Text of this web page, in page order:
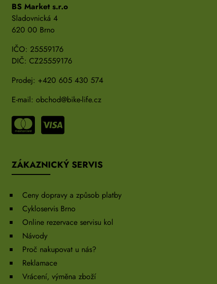
BS Market s.r.o
Sladovnická 4
620 00 Brno
IČO: 25559176
DIČ: CZ25559176
Prodej: +420 605 430 574
E-mail: obchod@bike-life.cz
ZÁKAZNICKÝ SERVIS
Ceny dopravy a způsob platby
Cykloservis Brno
Online rezervace servisu kol
Návody
Proč nakupovat u nás?
Reklamace
Vrácení, výměna zboží